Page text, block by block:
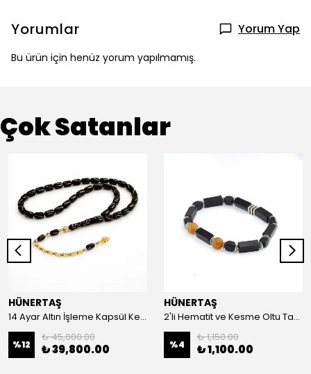
Yorumlar Yorum Yap
Bu ürün için henüz yorum yapılmamış.
Çok Satanlar
HÜNERTAŞ
14 Ayar Altın İşleme Kapsül Kesim Oltu Taşı Tespih
%12
₺ 45,000.00
₺ 39,800.00
HÜNERTAŞ
2'li Hematit ve Kesme Oltu Taşı Bileklik
%4
₺ 1,150.00
₺ 1,100.00